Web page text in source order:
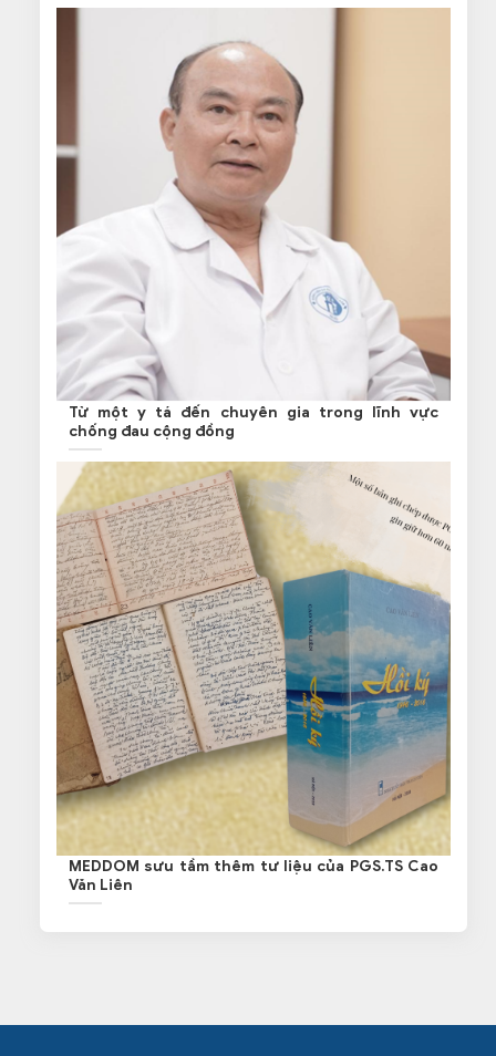
Từ một y tá đến chuyên gia trong lĩnh vực
chống đau cộng đồng
MEDDOM sưu tầm thêm tư liệu của PGS.TS Cao
Văn Liên